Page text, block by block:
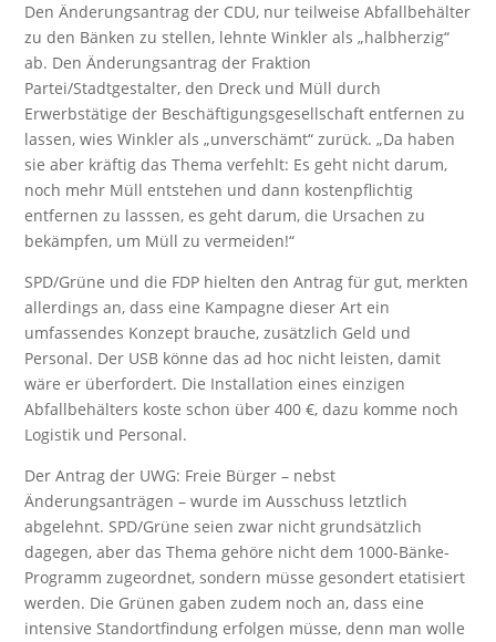
Den Änderungsantrag der CDU, nur teilweise Abfallbehälter
zu den Bänken zu stellen, lehnte Winkler als „halbherzig“
ab. Den Änderungsantrag der Fraktion
Partei/Stadtgestalter, den Dreck und Müll durch
Erwerbstätige der Beschäftigungsgesellschaft entfernen zu
lassen, wies Winkler als „unverschämt“ zurück. „Da haben
sie aber kräftig das Thema verfehlt: Es geht nicht darum,
noch mehr Müll entstehen und dann kostenpflichtig
entfernen zu lasssen, es geht darum, die Ursachen zu
bekämpfen, um Müll zu vermeiden!“
SPD/Grüne und die FDP hielten den Antrag für gut, merkten
allerdings an, dass eine Kampagne dieser Art ein
umfassendes Konzept brauche, zusätzlich Geld und
Personal. Der USB könne das ad hoc nicht leisten, damit
wäre er überfordert. Die Installation eines einzigen
Abfallbehälters koste schon über 400 €, dazu komme noch
Logistik und Personal.
Der Antrag der UWG: Freie Bürger – nebst
Änderungsanträgen – wurde im Ausschuss letztlich
abgelehnt. SPD/Grüne seien zwar nicht grundsätzlich
dagegen, aber das Thema gehöre nicht dem 1000-Bänke-
Programm zugeordnet, sondern müsse gesondert etatisiert
werden. Die Grünen gaben zudem noch an, dass eine
intensive Standortfindung erfolgen müsse, denn man wolle